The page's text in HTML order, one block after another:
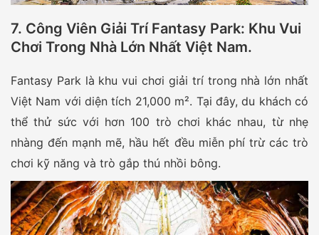
7. Công Viên Giải Trí Fantasy Park: Khu Vui
Chơi Trong Nhà Lớn Nhất Việt Nam.
Fantasy Park là khu vui chơi giải trí trong nhà lớn nhất
Việt Nam với diện tích 21,000 m². Tại đây, du khách có
thể thử sức với hơn 100 trò chơi khác nhau, từ nhẹ
nhàng đến mạnh mẽ, hầu hết đều miễn phí trừ các trò
chơi kỹ năng và trò gắp thú nhồi bông.